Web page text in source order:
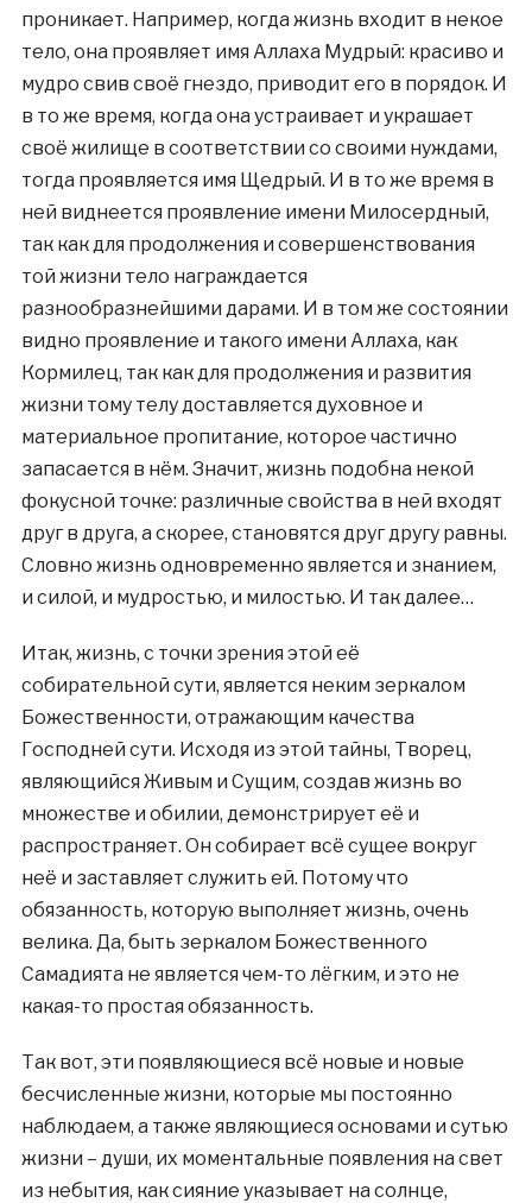
проникает. Например, когда жизнь входит в некое
тело, она проявляет имя Аллаха Мудрый: красиво и
мудро свив своё гнездо, приводит его в порядок. И
в то же время, когда она устраивает и украшает
своё жилище в соответствии со своими нуждами,
тогда проявляется имя Щедрый. И в то же время в
ней виднеется проявление имени Милосердный,
так как для продолжения и совершенствования
той жизни тело награждается
разнообразнейшими дарами. И в том же состоянии
видно проявление и такого имени Аллаха, как
Кормилец, так как для продолжения и развития
жизни тому телу доставляется духовное и
материальное пропитание, которое частично
запасается в нём. Значит, жизнь подобна некой
фокусной точке: различные свойства в ней входят
друг в друга, а скорее, становятся друг другу равны.
Словно жизнь одновременно является и знанием,
и силой, и мудростью, и милостью. И так далее…
Итак, жизнь, с точки зрения этой её
собирательной сути, является неким зеркалом
Божественности, отражающим качества
Господней сути. Исходя из этой тайны, Творец,
являющийся Живым и Сущим, создав жизнь во
множестве и обилии, демонстрирует её и
распространяет. Он собирает всё сущее вокруг
неё и заставляет служить ей. Потому что
обязанность, которую выполняет жизнь, очень
велика. Да, быть зеркалом Божественного
Самадията не является чем-то лёгким, и это не
какая-то простая обязанность.
Так вот, эти появляющиеся всё новые и новые
бесчисленные жизни, которые мы постоянно
наблюдаем, а также являющиеся основами и сутью
жизни – души, их моментальные появления на свет
из небытия, как сияние указывает на солнце,